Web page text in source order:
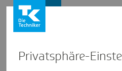
Privat­sphäre-